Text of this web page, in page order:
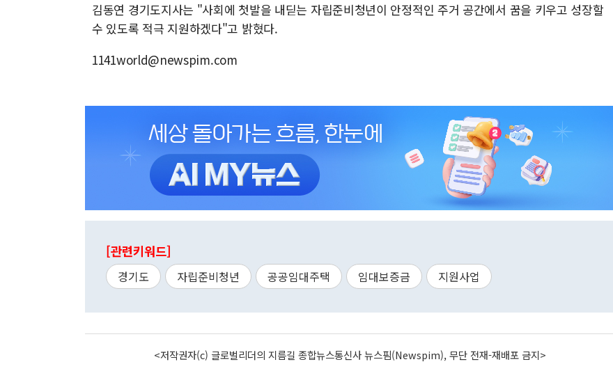
김동연 경기도지사는 "사회에 첫발을 내딛는 자립준비청년이 안정적인 주거 공간에서 꿈을 키우고 성장할
수 있도록 적극 지원하겠다"고 밝혔다.
1141world@newspim.com
[관련키워드]
경기도 자립준비청년 공공임대주택 임대보증금 지원사업
<저작권자(c) 글로벌리더의 지름길 종합뉴스통신사 뉴스핌(Newspim), 무단 전재-재배포 금지>